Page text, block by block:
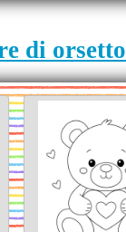
di orsetto